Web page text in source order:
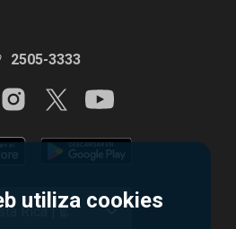
utiliza cookies
2505-3333
Rica | ₡